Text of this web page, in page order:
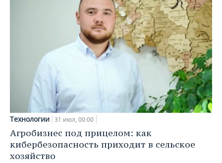
Технологии 31 июл, 00:00
Агробизнес под прицелом: как
кибербезопасность приходит в сельское
хозяйство